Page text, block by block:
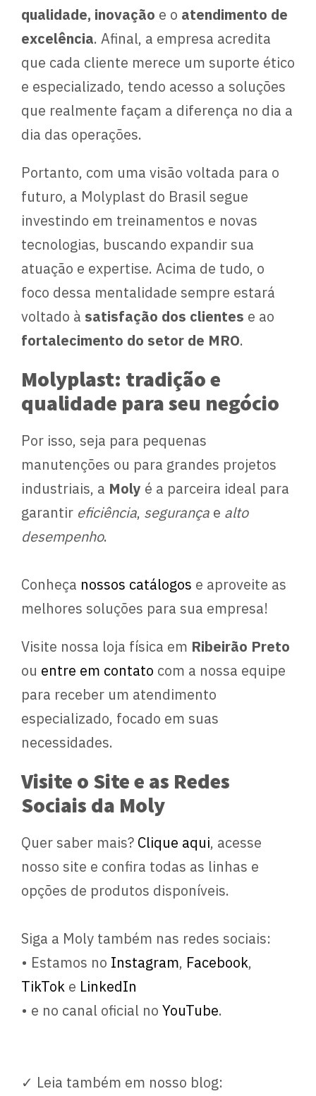
qualidade, inovação e o atendimento de
excelência. Afinal, a empresa acredita
que cada cliente merece um suporte ético
e especializado, tendo acesso a soluções
que realmente façam a diferença no dia a
dia das operações.
Portanto, com uma visão voltada para o
futuro, a Molyplast do Brasil segue
investindo em treinamentos e novas
tecnologias, buscando expandir sua
atuação e expertise. Acima de tudo, o
foco dessa mentalidade sempre estará
voltado à satisfação dos clientes e ao
fortalecimento do setor de MRO.
Molyplast: tradição e
qualidade para seu negócio
Por isso, seja para pequenas
manutenções ou para grandes projetos
industriais, a Moly é a parceira ideal para
garantir eficiência, segurança e alto
desempenho.
Conheça nossos catálogos e aproveite as
melhores soluções para sua empresa!
Visite nossa loja física em Ribeirão Preto
ou entre em contato com a nossa equipe
para receber um atendimento
especializado, focado em suas
necessidades.
Visite o Site e as Redes
Sociais da Moly
Quer saber mais? Clique aqui, acesse
nosso site e confira todas as linhas e
opções de produtos disponíveis.
Siga a Moly também nas redes sociais:
• Estamos no Instagram, Facebook,
TikTok e LinkedIn
• e no canal oficial no YouTube.
✓ Leia também em nosso blog: